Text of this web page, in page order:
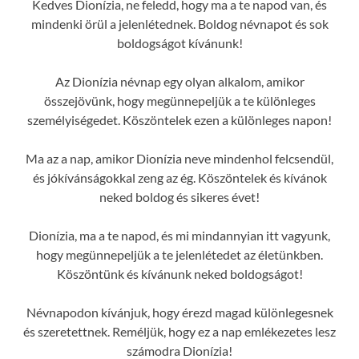
Kedves Dionízia, ne feledd, hogy ma a te napod van, és
mindenki örül a jelenlétednek. Boldog névnapot és sok
boldogságot kívánunk!
Az Dionízia névnap egy olyan alkalom, amikor
összejövünk, hogy megünnepeljük a te különleges
személyiségedet. Köszöntelek ezen a különleges napon!
Ma az a nap, amikor Dionízia neve mindenhol felcsendül,
és jókívánságokkal zeng az ég. Köszöntelek és kívánok
neked boldog és sikeres évet!
Dionízia, ma a te napod, és mi mindannyian itt vagyunk,
hogy megünnepeljük a te jelenlétedet az életünkben.
Köszöntünk és kívánunk neked boldogságot!
Névnapodon kívánjuk, hogy érezd magad különlegesnek
és szeretettnek. Reméljük, hogy ez a nap emlékezetes lesz
számodra Dionízia!